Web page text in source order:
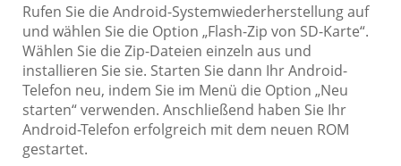
Rufen Sie die Android-Systemwiederherstellung auf
und wählen Sie die Option „Flash-Zip von SD-Karte“.
Wählen Sie die Zip-Dateien einzeln aus und
installieren Sie sie. Starten Sie dann Ihr Android-
Telefon neu, indem Sie im Menü die Option „Neu
starten“ verwenden. Anschließend haben Sie Ihr
Android-Telefon erfolgreich mit dem neuen ROM
gestartet.